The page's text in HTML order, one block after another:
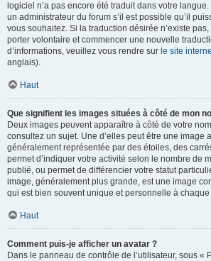
logiciel n’a pas encore été traduit dans votre
un administrateur du forum s’il est possible qu’il
vous souhaitez. Si la traduction désirée n’existe
porter volontaire et commencer une nouvelle
d’informations, veuillez vous rendre sur le site
anglais).
Haut
Que signifient les images situées à côté de mon
Deux images peuvent apparaître à côté de votre
consultez un sujet. Une d’elles peut être une image
généralement représentée par des étoiles, des
permet d’indiquer votre activité selon le nombre de
publié, ou permet de différencier votre statut
image, généralement plus grande, est une image
qui est bien souvent unique et personnelle à chaque
Haut
Comment puis-je afficher un avatar ?
Dans le panneau de contrôle de l’utilisateur, sous «